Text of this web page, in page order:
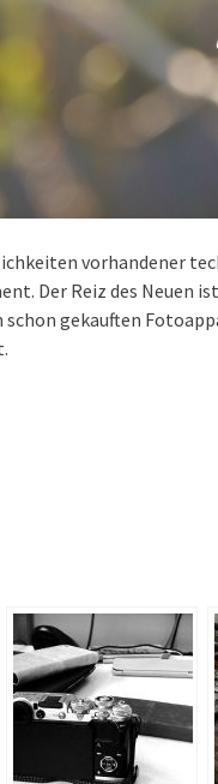
vorhandener
Der Reiz des Neuen
schon gekauften